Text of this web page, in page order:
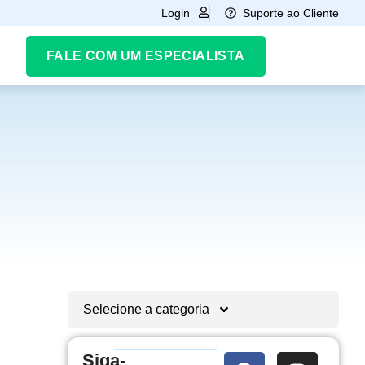
Login Suporte ao Cliente
FALE COM UM ESPECIALISTA
Selecione a categoria
Siga-